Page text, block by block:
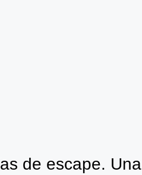
de escape. Una